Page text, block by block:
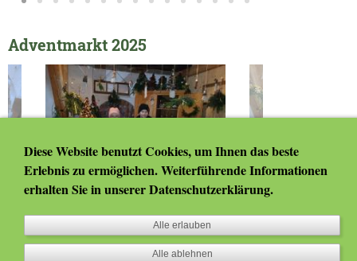
Adventmarkt 2025
Diese Website benutzt Cookies, um Ihnen das beste
Erlebnis zu ermöglichen. Weiterführende Informationen
erhalten Sie in unsererDatenschutzerklärung.
Alle erlauben
Alle ablehnen